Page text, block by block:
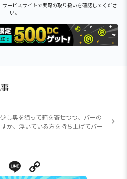
ービスサイトで実際の取り扱いを確認してくださ
い。
し奥を狙って箱を寄せつつ、バーの
か、浮いている方を持ち上げてバー
X Line